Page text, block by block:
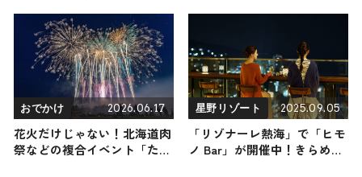
おでかけ 2026.06.17
花火だけじゃない！北海道肉
祭などの複合イベント「たき
星野リゾート 2025.09.05
「リゾナーレ熱海」で「ヒモ
ノ Bar」が開催中！きらめく